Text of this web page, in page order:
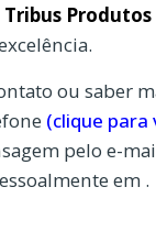
Tribus
ou saber
(clique para
pelo e-
em .